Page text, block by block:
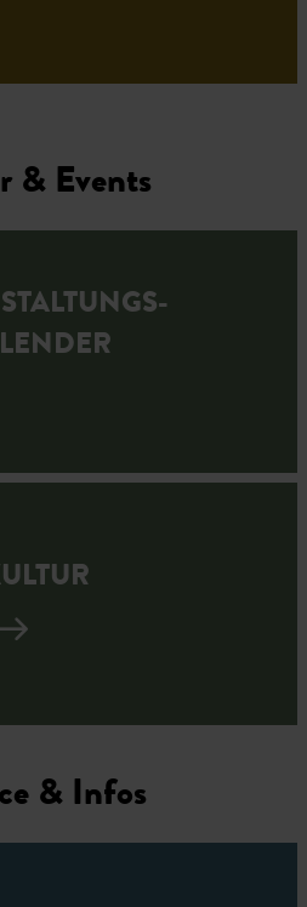
& Events
& Infos